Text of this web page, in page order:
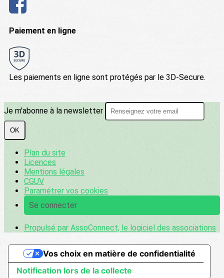
Paiement en ligne
Les paiements en ligne sont protégés par le 3D-Secure.
Je m'abonne à la newsletter
OK
Plan du site
Licences
Mentions légales
CGUV
Paramétrer vos cookies
Se connecter
Propulsé par AssoConnect, le logiciel des associations
Notification lors de la collecte
Vos choix en matière de confidentialité